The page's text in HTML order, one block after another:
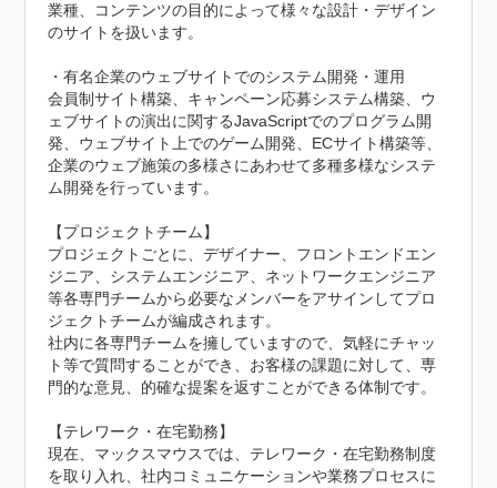
業種、コンテンツの目的によって様々な設計・デザイン
のサイトを扱います。
・有名企業のウェブサイトでのシステム開発・運用
会員制サイト構築、キャンペーン応募システム構築、ウ
ェブサイトの演出に関するJavaScriptでのプログラム開
発、ウェブサイト上でのゲーム開発、ECサイト構築等、
企業のウェブ施策の多様さにあわせて多種多様なシステ
ム開発を行っています。
【プロジェクトチーム】
プロジェクトごとに、デザイナー、フロントエンドエン
ジニア、システムエンジニア、ネットワークエンジニア
等各専門チームから必要なメンバーをアサインしてプロ
ジェクトチームが編成されます。
社内に各専門チームを擁していますので、気軽にチャッ
ト等で質問することができ、お客様の課題に対して、専
門的な意見、的確な提案を返すことができる体制です。
【テレワーク・在宅勤務】
現在、マックスマウスでは、テレワーク・在宅勤務制度
を取り入れ、社内コミュニケーションや業務プロセスに